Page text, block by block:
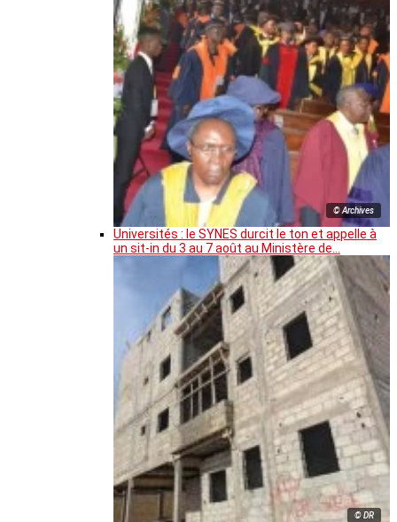
© Archives
Universités : le SYNES durcit le ton et appelle à
un sit-in du 3 au 7 août au Ministère de…
© DR